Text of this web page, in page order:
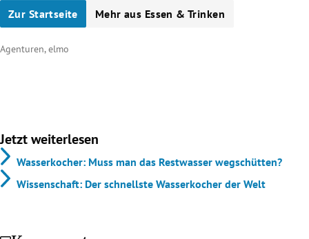
Zur Startseite Mehr aus Essen & Trinken
Agenturen, elmo
Jetzt weiterlesen
Wasserkocher: Muss man das Restwasser wegschütten?
Wissenschaft: Der schnellste Wasserkocher der Welt